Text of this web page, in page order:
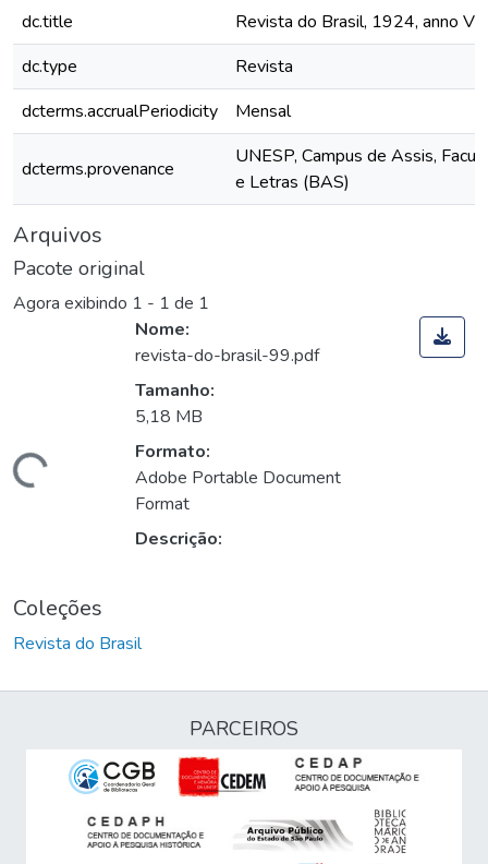
dc.title
Revista do Brasil, 1924, anno
dc.type
Revista
dcterms.accrualPeriodicity
Mensal
dcterms.provenance
UNESP, Campus de Assis,
e Letras (BAS)
Arquivos
Pacote original
Agora exibindo 1 - 1 de 1
Carregando...
Nome:
revista-do-brasil-99.pdf
Tamanho:
5,18 MB
Formato:
Adobe Portable Document
Format
Descrição:
Coleções
Revista do Brasil
PARCEIROS